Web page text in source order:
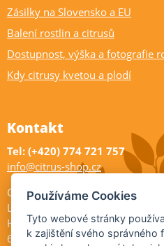
Zásilky na Slovensko a EU
Balení rostlin a citrusů
Dostupnost, výška a fotografie
Kdy citrusy kvetou a plodí
Kontakt
Tel: (+420) 774 721 757
info@citrus-shop.cz
Citrus shop zahradnictví
Legionářů 2
Hodonín
695 01
Používáme Cookies
Tyto webové stránky
k zajištění svého správného